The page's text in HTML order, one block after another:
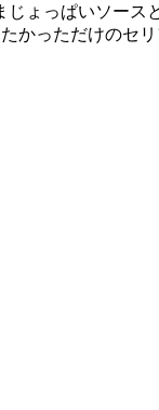
ょっぱいソース
かっただけのセ